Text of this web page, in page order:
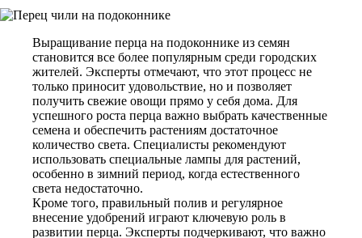
Выращивание перца на подоконнике из семян
становится все более популярным среди городских
жителей. Эксперты отмечают, что этот процесс не
только приносит удовольствие, но и позволяет
получить свежие овощи прямо у себя дома. Для
успешного роста перца важно выбрать качественные
семена и обеспечить растениям достаточное
количество света. Специалисты рекомендуют
использовать специальные лампы для растений,
особенно в зимний период, когда естественного
света недостаточно.
Кроме того, правильный полив и регулярное
внесение удобрений играют ключевую роль в
развитии перца. Эксперты подчеркивают, что важно